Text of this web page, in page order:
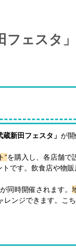
フェスタ
蔵新田フェスタ」 が
“を購入し、各店舗で
トです。飲食店や物
が同時開催されます。
レンジできます。こ